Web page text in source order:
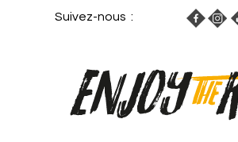
Suivez-nous :